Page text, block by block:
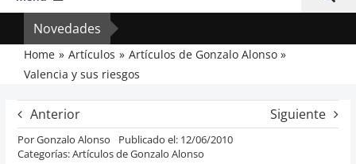
Inicio
Actual
Artículos
Crítica
Previos de ópera
Entrevistas
Novedades
Home Artículos
Artículos de Gonzalo Alonso
Valencia y sus riesgos
Anterior Siguiente
PorGonzalo Alonso
Publicado el: 12/06/2010
Categorías:Artículos de Gonzalo Alonso